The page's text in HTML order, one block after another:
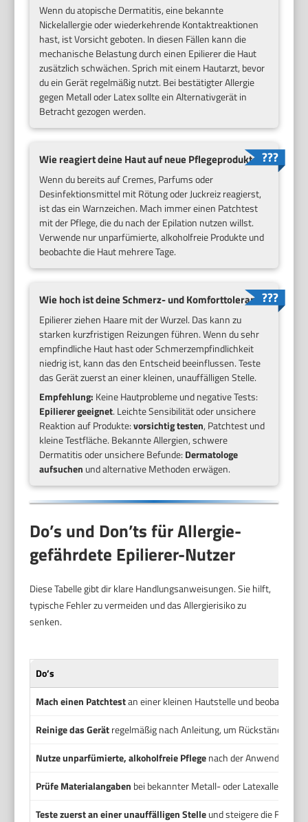
Wenn du atopische Dermatitis, eine bekannte
Nickelallergie oder wiederkehrende Kontaktreaktionen
hast, ist Vorsicht geboten. In diesen Fällen kann die
mechanische Belastung durch einen Epilierer die Haut
zusätzlich schwächen. Sprich mit einem Hautarzt, bevor
du ein Gerät regelmäßig nutzt. Bei bestätigter Allergie
gegen Metall oder Latex sollte ein Alternativgerät in
Betracht gezogen werden.
Wie reagiert deine Haut auf neue Pflegeprodukte?
Wenn du bereits auf Cremes, Parfums oder
Desinfektionsmittel mit Rötung oder Juckreiz reagierst,
ist das ein Warnzeichen. Mach immer einen Patchtest
mit der Pflege, die du nach der Epilation nutzen willst.
Verwende nur unparfümierte, alkoholfreie Produkte und
beobachte die Haut mehrere Tage.
Wie hoch ist deine Schmerz- und Komforttoleranz?
Epilierer ziehen Haare mit der Wurzel. Das kann zu
starken kurzfristigen Reizungen führen. Wenn du sehr
empfindliche Haut hast oder Schmerzempfindlichkeit
niedrig ist, kann das den Entscheid beeinflussen. Teste
das Gerät zuerst an einer kleinen, unauffälligen Stelle.
Empfehlung: Keine Hautprobleme und negative Tests:
Epilierer geeignet. Leichte Sensibilität oder unsichere
Reaktion auf Produkte:vorsichtig testen, Patchtest und
kleine Testfläche. Bekannte Allergien, schwere
Dermatitis oder unsichere Befunde: Dermatologe
aufsuchen und alternative Methoden erwägen.
Do’s und Don’ts für Allergie-
gefährdete Epilierer-Nutzer
Diese Tabelle gibt dir klare Handlungsanweisungen. Sie hilft,
typische Fehler zu vermeiden und das Allergierisiko zu
senken.
Do’s
Mach einen Patchtestan einer kleinen Hautstelle und beobachte
Reinige das Gerätregelmäßig nach Anleitung, um Rückstände zu
Nutze unparfümierte, alkoholfreie Pflegenach der Anwendung.
Prüfe Materialangaben bei bekannter Metall- oder Latexallergie.
Teste zuerst an einer unauffälligen Stelleund steigere die Fläche